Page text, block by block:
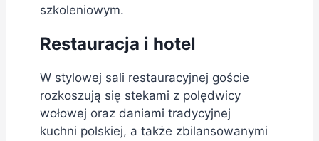
szkoleniowym.
Restauracja i hotel
W stylowej sali restauracyjnej goście
rozkoszują się stekami z polędwicy
wołowej oraz daniami tradycyjnej
kuchni polskiej, a także zbilansowanymi